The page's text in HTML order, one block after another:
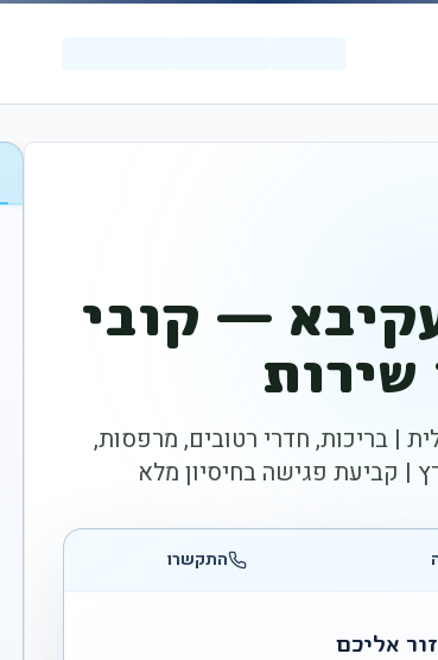
— קובי
| בריכות, חדרי רטובים, מרפסות,
| קביעת פגישה בחיסיון מלא
התקשרו
אליכם